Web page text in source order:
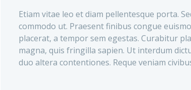
Etiam vitae leo et diam pellentesque porta.
commodo ut. Praesent finibus congue
placerat, a tempor sem egestas. Curabitur
magna, quis fringilla sapien. Ut interdum
duo altera contentiones. Reque veniam